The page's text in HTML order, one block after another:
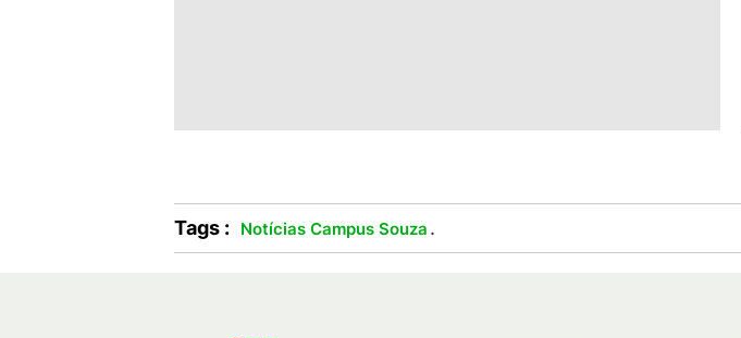
Tags : Notícias Campus Souza .